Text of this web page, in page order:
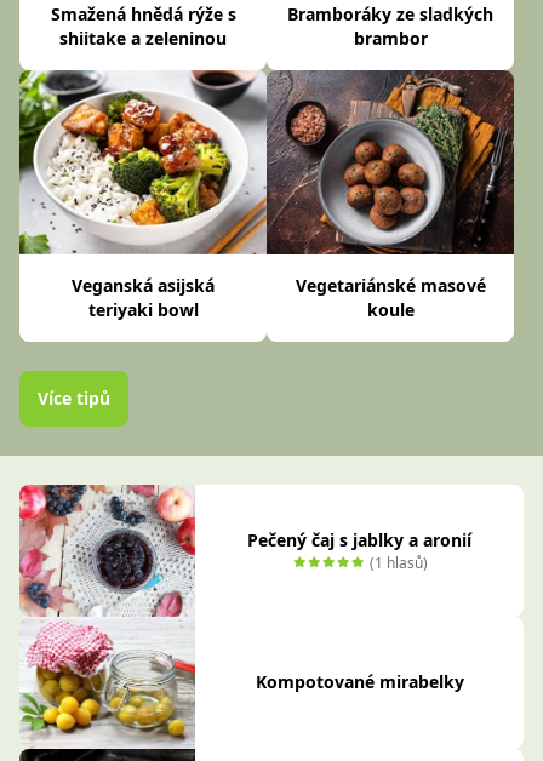
Smažená hnědá rýže s
shiitake a zeleninou
Bramboráky ze sladkých
brambor
Veganská asijská
teriyaki bowl
Vegetariánské masové
koule
Více tipů
Pečený čaj s jablky a aronií
(1 hlasů)
Kompotované mirabelky